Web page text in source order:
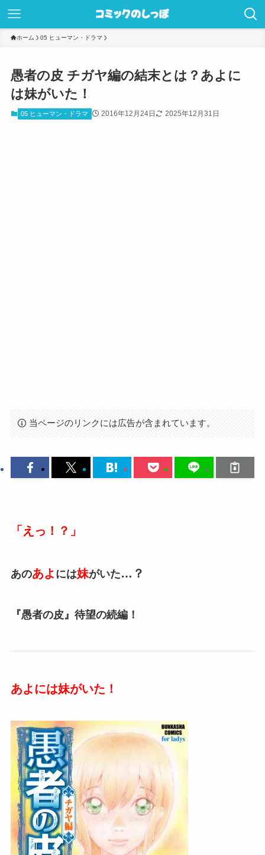
ホーム 05 ヒューマン・ドラマ
愚者の皮 チガヤ編の結末とは？あよに
は妹がいた！
05 ヒューマン・ドラマ 2016年12月24日 2025年12月31日
当ページのリンクには広告が含まれています。
「えっ！？」
あのあよ には妹がいた…？
『愚者の皮』待望の続編！
あよには妹がいた！